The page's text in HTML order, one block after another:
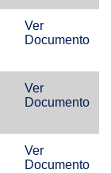
Ver
Documento
Ver
Documento
Ver
Documento